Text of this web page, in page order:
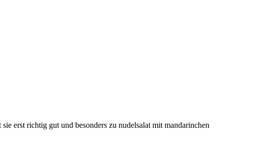
erst richtig gut und besonders zu nudelsalat mit mandarinchen